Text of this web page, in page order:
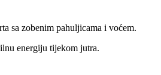
sa zobenim pahuljicama i voćem.
energiju tijekom jutra.